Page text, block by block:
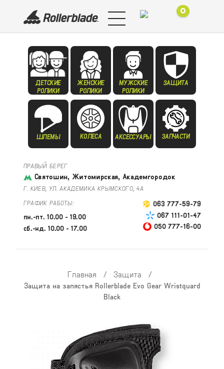
0
ДЕТСКИЕ
РОЛИКИ
ЖЕНСКИЕ
РОЛИКИ
МУЖСКИЕ
РОЛИКИ
ЗАЩИТА
ШЛЕМЫ КОЛЕСА АКСЕССУАРЫ ЗАПЧАСТИ
ПРАВЫЙ БЕРЕГ
Святошин, Житомирская, Академгородок
Г. КИЕВ, УЛ. АКАДЕМИКА КРЫМСКОГО, 4А
ГРАФИК РАБОТЫ:
пн.-пт. 10.00 - 19.00
сб.-нд. 10.00 - 17.00
063 777-59-79
067 111-01-47
050 777-16-00
Главная / Защита /
Защита на запястья Rollerblade Evo Gear Wristquard
Black